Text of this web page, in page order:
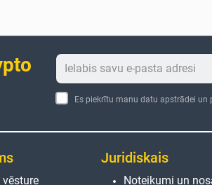
Es piekrītu manu datu apstrādei
Juridiskais
Noteikumi un